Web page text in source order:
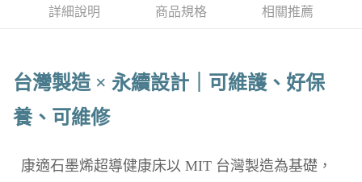
詳細說明 商品規格 相關推薦
台灣製造 × 永續設計｜可維護、好保
養、可維修
康適石墨烯超導健康床以 MIT 台灣製造為基礎，